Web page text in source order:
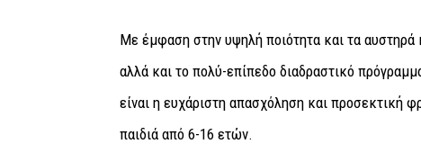
Με έμφαση στην υψηλή ποιότητα και τα αυστηρά
αλλά και το πολύ-επίπεδο διαδραστικό
είναι η ευχάριστη απασχόληση και προσεκτική
παιδιά από 6-16 ετών.